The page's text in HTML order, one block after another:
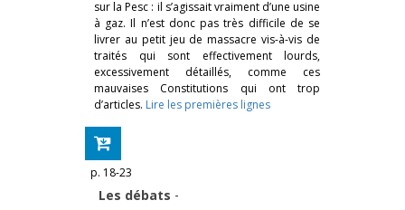
sur la Pesc : il s’agissait vraiment d’une usine
à gaz. Il n’est donc pas très difficile de se
livrer au petit jeu de massacre vis-à-vis de
traités qui sont effectivement lourds,
excessivement détaillés, comme ces
mauvaises Constitutions qui ont trop
d’articles. Lire les premières lignes
p. 18-23
Les débats -